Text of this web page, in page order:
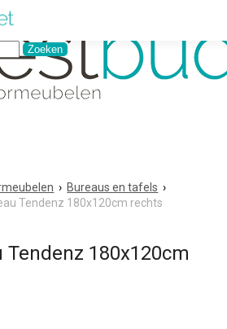
› Bureaus en tafels ›
Tendenz 180x120cm rechts
Tendenz 180x120cm